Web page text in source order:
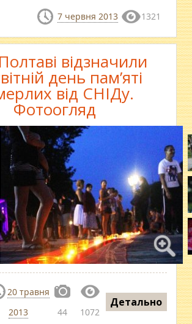
7 червня 2013 1321
відзначили
день пам’яті
від СНІДу.
Фотоогляд
20 травня
2013
44 1072
Детально